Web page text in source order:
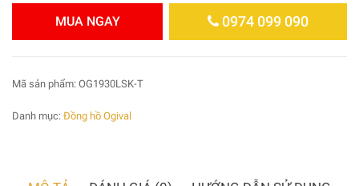
MUA NGAY 0974 099 090
Mã sản phẩm: OG1930LSK-T
Danh mục: Đồng hồ Ogival